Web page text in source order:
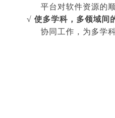
平台对软件资源的
√ 使多学科，多领域间
协同工作，为多学